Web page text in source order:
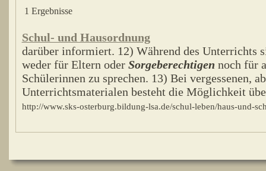
1 Ergebnisse
Schul- und Hausordnung
darüber informiert. 12) Während des Unterrichts
weder für Eltern oder Sorgeberechtigen noch für
Schülerinnen zu sprechen. 13) Bei vergessenen,
Unterrichtsmaterialen besteht die Möglichkeit
http://www.sks-osterburg.bildung-lsa.de/schul-leben/haus-und-